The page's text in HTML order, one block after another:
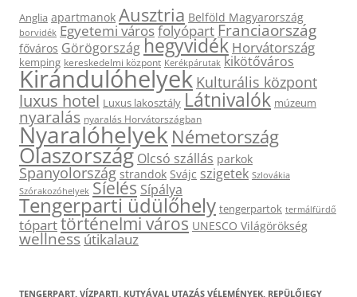
Anglia apartmanok Ausztria Belföld Magyarország
borvidék Egyetemi városfolyópartFranciaország
főváros Görögországhegyvidék Horvátország
kemping kereskedelmi központ Kerékpárutak kikötőváros
Kirándulóhelyek Kulturális központ
luxus hotel Luxus lakosztály Látnivalók múzeum
nyaralás nyaralás Horvátországban
Nyaralóhelyek Németország
Olaszország Olcsó szállás parkok
Spanyolország strandok Svájc szigetek Szlovákia
Szórakozóhelyek Síelés Sípálya
Tengerparti üdülőhely tengerpartok termálfürdő
tóparttörténelmi város UNESCO Világörökség
wellnessútikalauz
TENGERPART, VÍZPARTI, KUTYÁVAL UTAZÁS VÉLEMÉNYEK, REPÜLŐJEGY